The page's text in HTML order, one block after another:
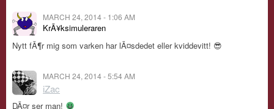
MARCH 24, 2014 - 1:06 AM
KrÃ¥ksimuleraren
Nytt fÃ¶r mig som varken har lÃ¤sdedet eller kviddevitt! 😎
MARCH 24, 2014 - 5:54 AM
iZac
DÃ¤r ser man!